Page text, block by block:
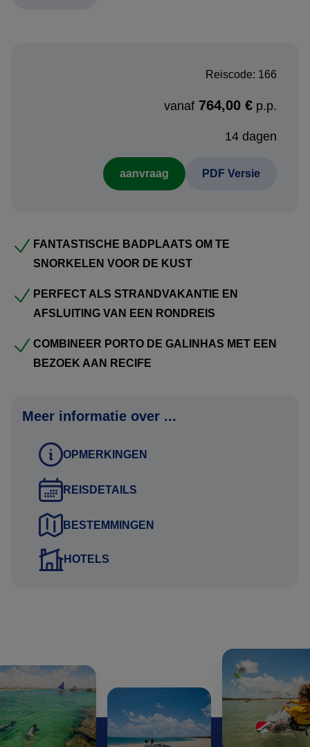
met ons op en ontvang een persoonlijk reisvoorstel.
Voordelen reisvoorstel:
vrijblijvend voor u samen. U bent dus nergens aan
gebonden. Bovendien ontvangt u het voorstel meestal al
Inkorten of verlengen: Bent u in hoofdlijnen geïnteresseerd
in deze strandvakantie en wenst u de reis te verlengen, in
persoonlijke reisvoorstel.
Vluchten;
De vluchten naar- en in Brazilië worden aangeboden door
verschillende luchtvaartmaatschappijen, aangezien er
dagelijks diverse opties zijn om te vliegen naar- en in
Brazilië. Wij zoeken altijd samen met u naar het best
passende schema voor de scherpste tarieven op de
Voor deze reis adviseren wij aan te vliegen op Recife,
vanwaar het arrangement begint.
Neem contact met ons op en wij stellen een logistiek
passend vluchtschema voor u samen.
Reiscode: 166
vanaf 764,00 € p.p.
14 dagen
aanvraag PDF Versie
FANTASTISCHE BADPLAATS OM TE
SNORKELEN VOOR DE KUST
PERFECT ALS STRANDVAKANTIE EN
AFSLUITING VAN EEN RONDREIS
COMBINEER PORTO DE GALINHAS MET EEN
BEZOEK AAN RECIFE
Meer informatie over ...
OPMERKINGEN
REISDETAILS
BESTEMMINGEN
HOTELS